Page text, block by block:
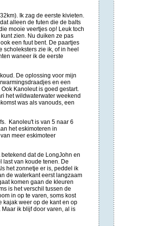
Ik zag de eerste kivieten.
alleen de futen die de balts
mooie veertjes op! Leuk toch
zien. Nu duiken ze pas
een fuut bent. De paartjes
zie ik, of in heel
waneer ik de eerste
De oplossing voor mijn
en een
Kanoleut is goed gestart.
het wildwaterwater weekend
was als vanouds, een
Kanoleu't is van 5 naar 6
het eskimoteren in
meer eskimoteer
dat de LongJohn en
last van koude tenen. De
het zonnetje er is, peddel ik
de waterkant eerst langzaam
komen gaan de kleuren
is het verschil tussen de
in op te varen, soms kost
kajak weer op de kant en op
ik blijf door varen, al is